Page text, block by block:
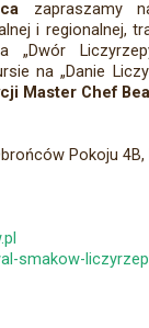
zapraszamy
i regionalnej,
„Dwór
na „Danie
Master Chef
Pokoju
smakow-